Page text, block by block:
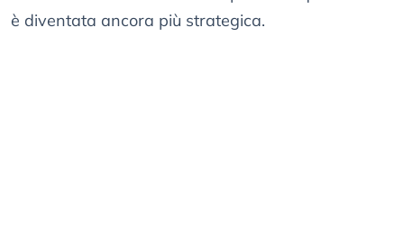
è diventata ancora più strategica.